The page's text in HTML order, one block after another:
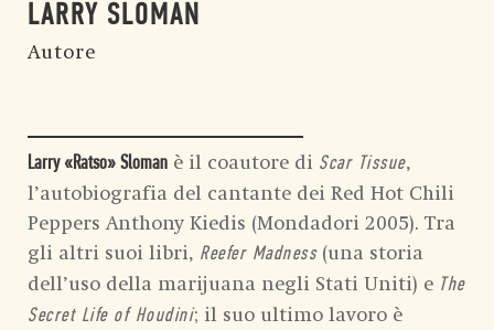
LARRY SLOMAN
Autore
Larry «Ratso» Sloman è il coautore di Scar Tissue,
l’autobiografia del cantante dei Red Hot Chili
Peppers Anthony Kiedis (Mondadori 2005). Tra
gli altri suoi libri, Reefer Madness(una storia
dell’uso della marijuana negli Stati Uniti) e The
Secret Life of Houdini; il suo ultimo lavoro è